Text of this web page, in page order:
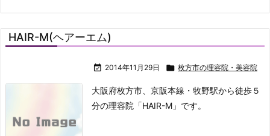
HAIR-M(ヘアーエム)
 2014年11月29日  枚方市の理容院・美容院
大阪府枚方市、京阪本線・牧野駅から徒歩５
分の理容院「HAIR-M」です。